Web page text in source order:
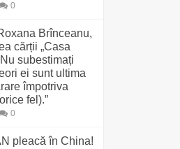
0
Brînceanu,
cărții „Casa
subestimați
ei sunt ultima
împotriva
fel).”
0
pleacă în China!